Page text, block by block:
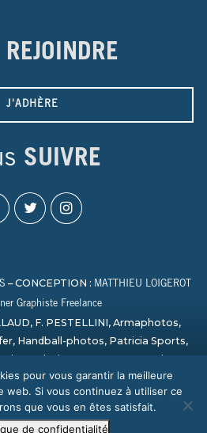
REJOINDRE
J'ADHÈRE
SUIVRE
– CONCEPTION : MATTHIEU LOIGEROT
Graphiste Freelance
F. PESTELLINI, Armaphotos,
Handball-photos, Patricia Sports,
Sylvain Artu, Paage_creation,
Harvent / HBCSA, Sauvage,
NORMANDY
pour vous garantir la meilleure
web. Si vous continuez à utiliser ce
que vous en êtes satisfait.
de confidentialité